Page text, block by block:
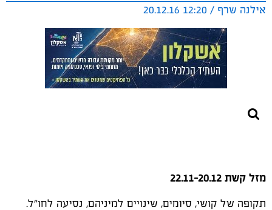
אילנה שרף / 12:20 20.12.16
מזל קשת
תקופה של קושי, סיומים, שינויים למיניהם, נסיעה לחו"ל.